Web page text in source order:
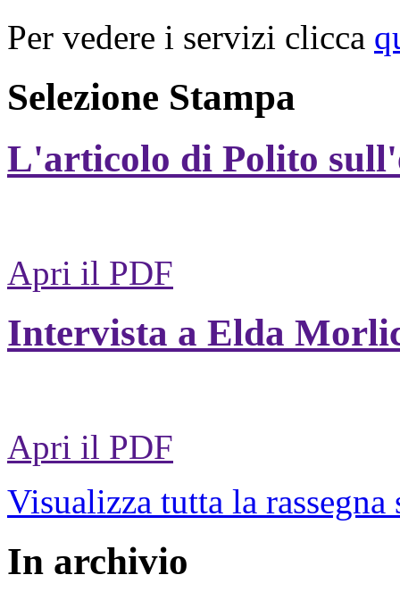
Per vedere i servizi clicca
Selezione Stampa
L'articolo di Polito
Apri il PDF
Intervista a Elda
Apri il PDF
Visualizza tutta la rassegna
In archivio